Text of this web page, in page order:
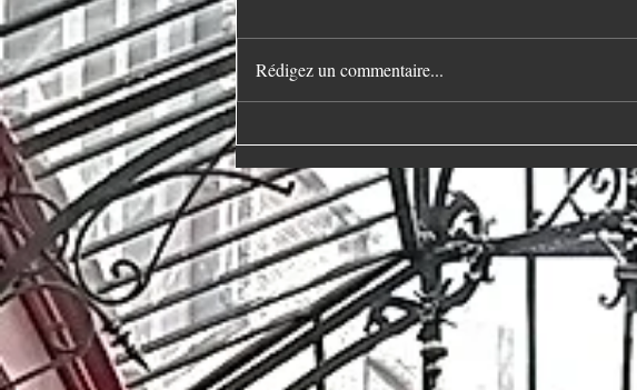
Rédigez un commentaire...